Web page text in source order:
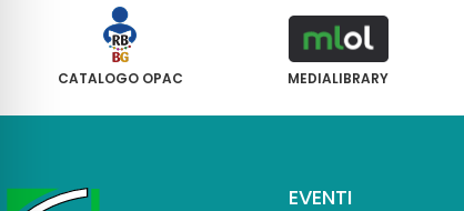
CATALOGO OPAC MEDIALIBRARY
EVENTI